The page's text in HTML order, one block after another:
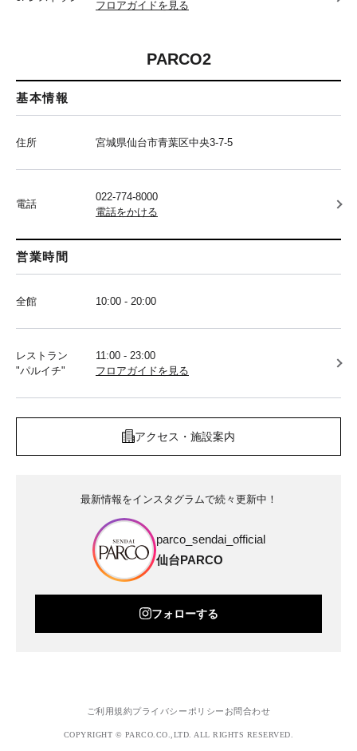
フロアガイドを見る
PARCO2
基本情報
住所 宮城県仙台市青葉区中央3-7-5
電話
022-774-8000
電話をかける
営業時間
全館 10:00 - 20:00
レストラン
"パルイチ"
11:00 - 23:00
フロアガイドを見る
アクセス・施設案内
最新情報をインスタグラムで続々更新中！
parco_sendai_official
仙台PARCO
フォローする
ご利用規約プライバシーポリシー お問合わせ
COPYRIGHT © PARCO.CO.,LTD. ALL RIGHTS RESERVED.